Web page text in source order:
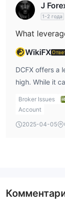
J
1-2 года
What
WikiFX
DCFX offers a
high. While it
Many
the potential
Broker Issues
Account
2025-04-05